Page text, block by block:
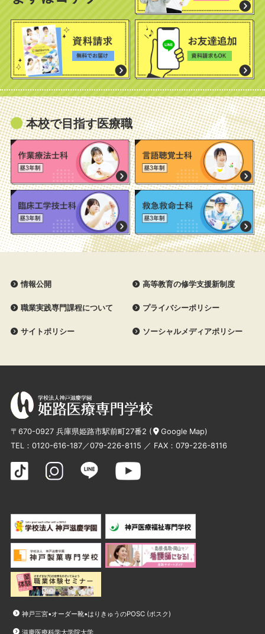
本校で目指す医療職
情報公開 高等教育の修学支援新制度
職業実践専門課程について プライバシーポリシー
サイトポリシー ソーシャルメディアポリシー
〒670-0927 兵庫県姫路市駅前町27番2 ( Google Map)
TEL： 0120-616-187／079-226-8115 ／ FAX：079-226-8116
神戸三宮•オーダー靴•はりきゅうのPOSC (ポスク)